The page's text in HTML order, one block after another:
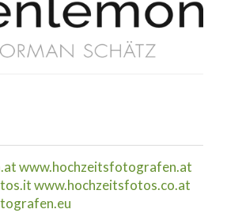
www.hochzeitsfotografen.at
www.hochzeitsfotos.co.at